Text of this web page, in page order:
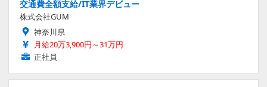
交通費全額支給/IT業界デビュー
株式会社GUM
神奈川県
月給20万3,900円～31万円
正社員